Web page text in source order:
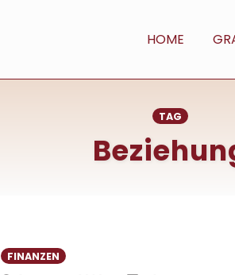
HOME
TAG
FINANZEN